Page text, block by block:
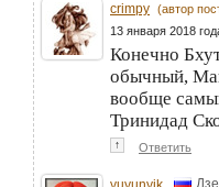
crimpy (автор
13 января 2018
Конечно
обычный,
вообще
Тринидад
↑ Ответить